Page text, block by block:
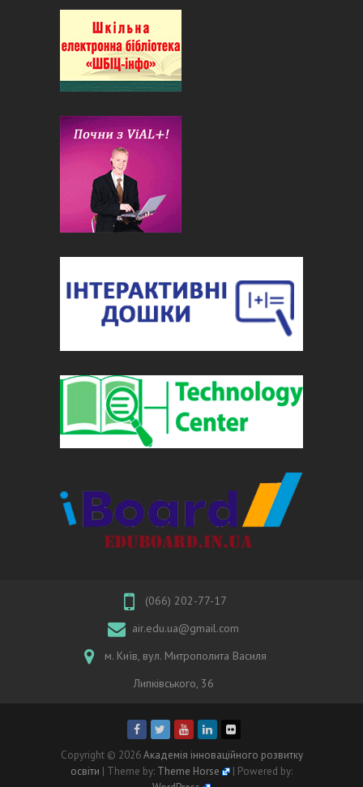
(066) 202-77-17
air.edu.ua@gmail.com
м. Київ, вул. Митрополита Василя
Липківського, 36
Copyright © 2026Академія інноваційного розвитку
освіти | Theme by: Theme Horse
| Powered by: